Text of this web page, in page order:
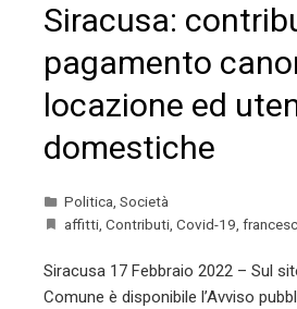
Siracusa:
pagamento
locazione ed
domestiche
Politica, Società
affitti, Contributi, Covid-19,
Siracusa 17 Febbraio 2022 – Sul
Comune è disponibile l’Avviso